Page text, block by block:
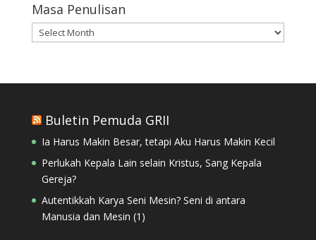
Masa Penulisan
Masa
Penulisan
Buletin Pemuda GRII
Ia Harus Makin Besar, tetapi Aku Harus Makin Kecil
Perlukah Kepala Lain selain Kristus, Sang Kepala
Gereja?
Autentikkah Karya Seni Mesin? Seni di antara
Manusia dan Mesin (1)